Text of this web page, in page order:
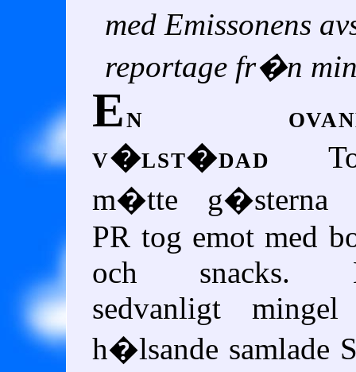
med Emissonens
reportage fr�n
En
v�lst�dad
m�tte g�sterna
PR tog emot med
och snacks.
sedvanligt
h�lsande samlade